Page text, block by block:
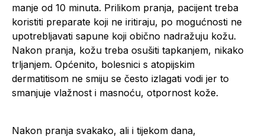
manje od 10 minuta. Prilikom pranja, pacijent treba
koristiti preparate koji ne iritiraju, po mogućnosti ne
upotrebljavati sapune koji obično nadražuju kožu.
Nakon pranja, kožu treba osušiti tapkanjem, nikako
trljanjem. Općenito, bolesnici s atopijskim
dermatitisom ne smiju se često izlagati vodi jer to
smanjuje vlažnost i masnoću, otpornost kože.
Nakon pranja svakako, ali i tijekom dana,